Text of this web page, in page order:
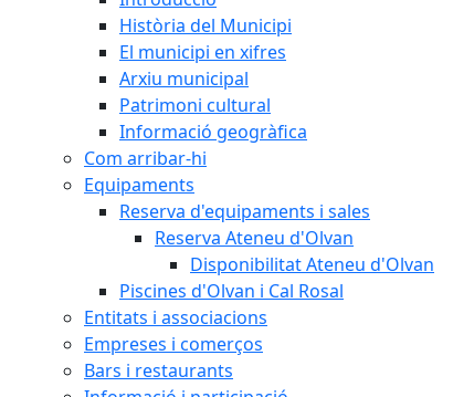
Història del Municipi
El municipi en xifres
Arxiu municipal
Patrimoni cultural
Informació geogràfica
Com arribar-hi
Equipaments
Reserva d'equipaments i sales
Reserva Ateneu d'Olvan
Disponibilitat Ateneu d'Olvan
Piscines d'Olvan i Cal Rosal
Entitats i associacions
Empreses i comerços
Bars i restaurants